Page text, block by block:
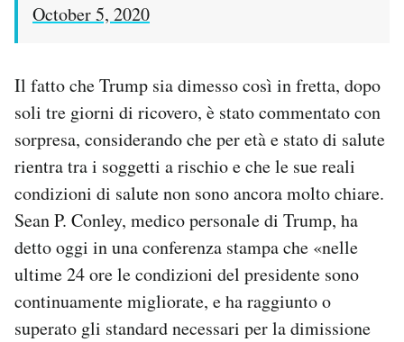
October 5, 2020
Il fatto che Trump sia dimesso così in fretta, dopo
soli tre giorni di ricovero, è stato commentato con
sorpresa, considerando che per età e stato di salute
rientra tra i soggetti a rischio e che le sue reali
condizioni di salute non sono ancora molto chiare.
Sean P. Conley, medico personale di Trump, ha
detto oggi in una conferenza stampa che «nelle
ultime 24 ore le condizioni del presidente sono
continuamente migliorate, e ha raggiunto o
superato gli standard necessari per la dimissione